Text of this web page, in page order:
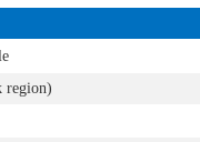
region)